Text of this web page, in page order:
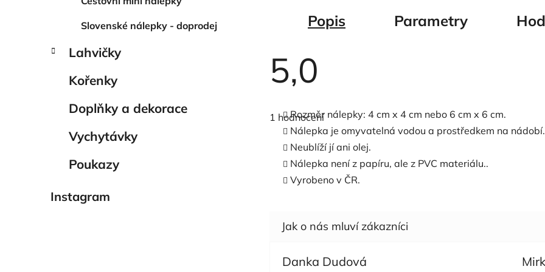
Slovenské nálepky - doprodej
Lahvičky
Kořenky
Doplňky a dekorace
Vychytávky
Poukazy
Instagram
Popis Parametry
5,0
hodnocení
produktu
hvězdiček.
1 hodnocení
Rozměr nálepky: 4 cm x 4 cm nebo 6 cm x 6 cm.
Nálepka je omyvatelná vodou a prostředkem na nádobí.
Neublíží jí ani olej.
Nálepka není z papíru, ale z PVC materiálu..
Vyrobeno v ČR.
Danka Dudová